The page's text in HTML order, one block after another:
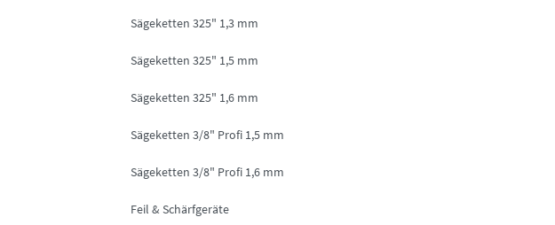
Sägeketten 325" 1,3 mm
Sägeketten 325" 1,5 mm
Sägeketten 325" 1,6 mm
Sägeketten 3/8" Profi 1,5 mm
Sägeketten 3/8" Profi 1,6 mm
Feil & Schärfgeräte